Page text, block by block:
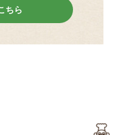
ちら